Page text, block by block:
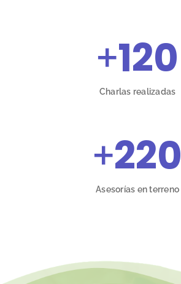
+120
Charlas realizadas
+220
Asesorías en terreno